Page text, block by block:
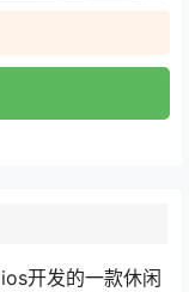
开发的一款休闲